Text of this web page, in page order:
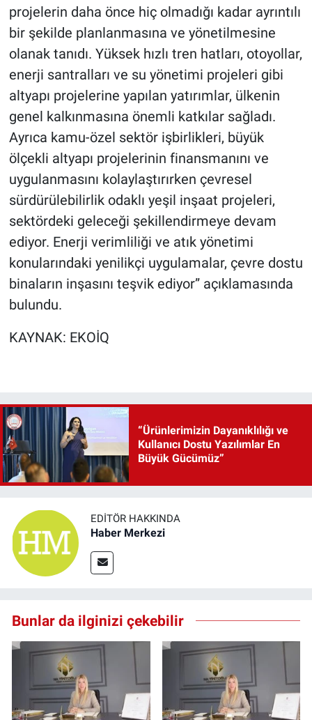
projelerin daha önce hiç olmadığı kadar ayrıntılı
bir şekilde planlanmasına ve yönetilmesine
olanak tanıdı. Yüksek hızlı tren hatları, otoyollar,
enerji santralları ve su yönetimi projeleri gibi
altyapı projelerine yapılan yatırımlar, ülkenin
genel kalkınmasına önemli katkılar sağladı.
Ayrıca kamu-özel sektör işbirlikleri, büyük
ölçekli altyapı projelerinin finansmanını ve
uygulanmasını kolaylaştırırken çevresel
sürdürülebilirlik odaklı yeşil inşaat projeleri,
sektördeki geleceği şekillendirmeye devam
ediyor. Enerji verimliliği ve atık yönetimi
konularındaki yenilikçi uygulamalar, çevre dostu
binaların inşasını teşvik ediyor” açıklamasında
bulundu.
KAYNAK: EKOİQ
“Ürünlerimizin Dayanıklılığı ve
Kullanıcı Dostu Yazılımlar En
Büyük Gücümüz”
EDITÖR HAKKINDA
Haber Merkezi
Bunlar da ilginizi çekebilir